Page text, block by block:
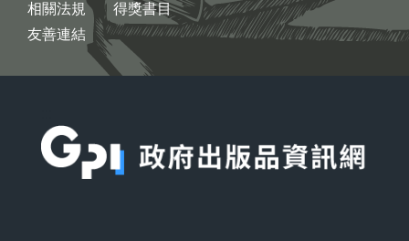
相關法規
友善連結
得獎書目